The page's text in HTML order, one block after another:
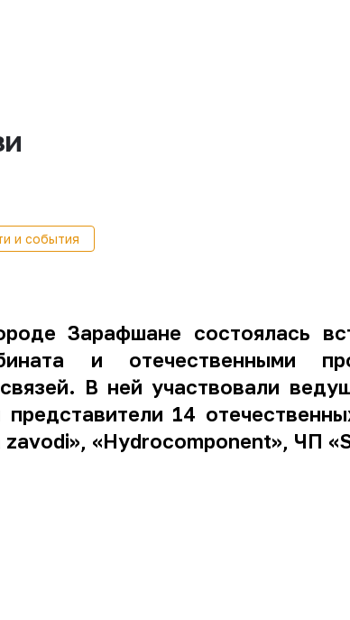
и события
Зарафшане состоялась
и отечественными
В ней участвовали
14
«Hydrocomponent», ЧП